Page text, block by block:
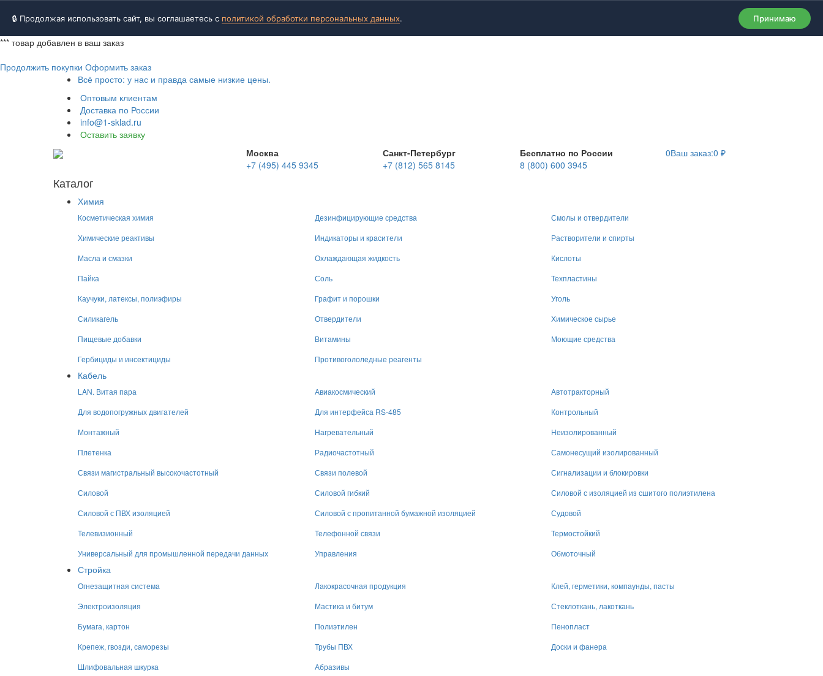
🔒 Продолжая использовать сайт, вы соглашаетесь с политикой обработки персональных данных. Принимаю
*** товар добавлен в ваш заказ
Продолжить покупки Оформить заказ
Всё просто: у нас и правда самые низкие цены.
Оптовым клиентам
Доставка по России
info@1-sklad.ru
Оставить заявку
Москва
+7 (495) 445 9345
Санкт-Петербург
+7 (812) 565 8145
Бесплатно по России
8 (800) 600 3945
0Ваш заказ:0 ₽
Каталог
Химия
Косметическая химия Дезинфицирующие средства
Смолы и отвердители
Химические реактивы
Индикаторы и красители
Растворители и спирты
Масла и смазки
Охлаждающая жидкость
Кислоты
Пайка
Соль
Техпластины
Каучуки, латексы, полиэфиры
Графит и порошки
Уголь
Силикагель
Отвердители
Химическое сырье
Пищевые добавки
Витамины
Моющие средства
Гербициды и инсектициды
Противогололедные реагенты
Кабель
LAN. Витая пара Авиакосмический
Автотракторный
Для водопогружных двигателей
Для интерфейса RS-485
Контрольный
Монтажный
Нагревательный
Неизолированный
Плетенка
Радиочастотный
Самонесущий изолированный
Связи магистральный высокочастотный
Связи полевой
Сигнализации и блокировки
Силовой
Силовой гибкий
Силовой с изоляцией из сшитого полиэтилена
Силовой с ПВХ изоляцией
Силовой с пропитанной бумажной изоляцией
Судовой
Телевизионный
Телефонной связи
Термостойкий
Универсальный для промышленной передачи данных
Управления Обмоточный
Стройка
Огнезащитная система Лакокрасочная продукция
Клей, герметики, компаунды, пасты
Электроизоляция
Мастика и битум
Стеклоткань, лакоткань
Бумага, картон
Полиэтилен
Пенопласт
Крепеж, гвозди, саморезы
Трубы ПВХ
Доски и фанера
Шлифовальная шкурка
Абразивы